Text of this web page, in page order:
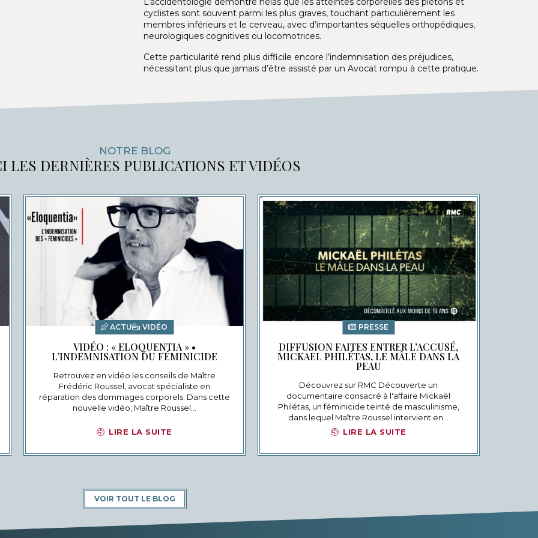
cyclistes sont souvent parmi les plus graves, touchant particulièrement les
membres inférieurs et le cerveau, avec d’importantes séquelles orthopédiques,
neurologiques cognitives ou locomotrices.
Cette particularité rend plus difficile encore l’indemnisation des préjudices,
nécessitant plus que jamais d’être assisté par un Avocat rompu à cette pratique.
NOTRE BLOG
LES DERNIÈRES PUBLICATIONS ET VIDÉOS
ACTU VIDÉO
VIDÉO : « ELOQUENTIA » •
L’INDEMNISATION DU FÉMINICIDE
Retrouvez en vidéo les conseils de Maître
Frédéric Roussel, avocat spécialiste en
réparation des dommages corporels. Dans cette
nouvelle vidéo, Maître Roussel…
LIRE LA SUITE
PRESSE
DIFFUSION FAITES ENTRER L’ACCUSÉ,
MICKAEL PHILÉTAS, LE MÂLE DANS LA
PEAU
Découvrez sur RMC Découverte un
documentaire consacré à l'affaire Mickaël
Philétas, un féminicide teinté de masculinisme,
dans lequel Maître Roussel intervient en…
LIRE LA SUITE
VOIR TOUT LE BLOG